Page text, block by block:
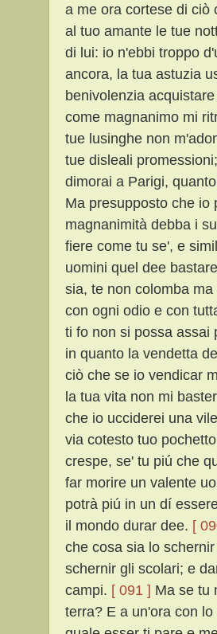
a me ora cortese di ciò
al tuo amante le tue
di lui: io n'ebbi troppo
ancora, la tua astuzia
benivolenzia
come magnanimo mi
tue lusinghe non
tue disleali
dimorai a Parigi,
Ma presupposto che io
magnanimità debba i
fiere come tu se', e
uomini quel dee
sia, te non colomba
con ogni odio e con
ti fo non si possa assai
in quanto la vendetta
ciò che se io vendicar
la tua vita non mi
che io ucciderei una
via cotesto tuo
crespe, se' tu piú che
far morire un valente
potrà piú in un dí
il mondo durar dee. [
che cosa sia lo
schernir gli scolari; e
campi. [ 091 ] Ma se tu
terra? E a un'ora con